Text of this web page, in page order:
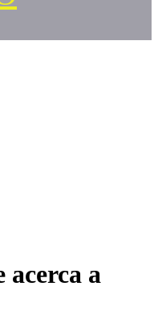
acerca a